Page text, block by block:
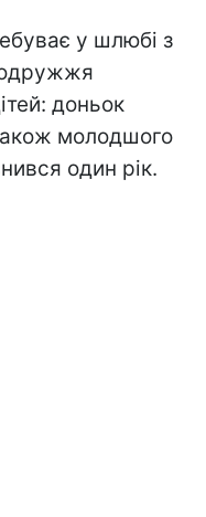
у шлюбі з
доньок
молодшого
один рік.